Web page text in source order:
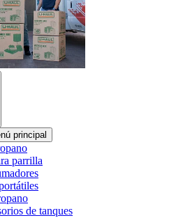
principal
parrilla
de tanques